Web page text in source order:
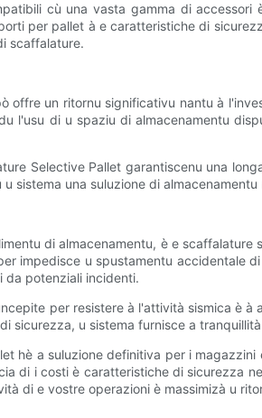
cù una vasta gamma di
per pallet à e caratteristiche di
scaffalature.
offre un ritornu significativu nantu à
l'usu di u spaziu di almacenamentu
Selective Pallet garantiscenu una
sistema una suluzione di
di almacenamentu, è e
impedisce u spustamentu accidentale
da potenziali incidenti.
per resistere à l'attività sismica è
sicurezza, u sistema furnisce a
hè a suluzione definitiva per i
di i costi è caratteristiche di sicurezza
di e vostre operazioni è massimizà u